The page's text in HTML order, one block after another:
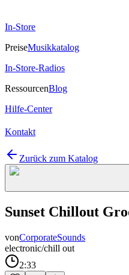
In-Store
PreiseMusikkatalog
In-Store-Radios
RessourcenBlog
Hilfe-Center
Kontakt
Zurück zum Katalog
Sunset Chillout
vonCorporateSounds
electronic/chill out
2:33